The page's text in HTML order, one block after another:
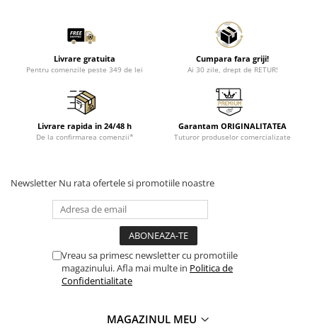
Livrare gratuita
Pentru comenzile peste 349 de lei
Cumpara fara griji!
Ai 30 zile, drept de RETUR!
Livrare rapida in 24/48 h
De la confirmarea comenzii*
Garantam ORIGINALITATEA
Tuturor produselor comercializate
Newsletter Nu rata ofertele si promotiile noastre
Vreau sa primesc newsletter cu promotiile
magazinului. Afla mai multe in Politica de
Confidentialitate
MAGAZINUL MEU